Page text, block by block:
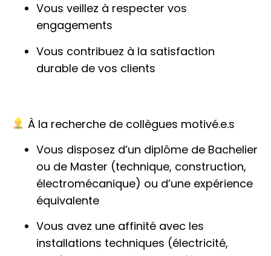
Vous veillez à respecter vos
engagements
Vous contribuez à la satisfaction
durable de vos clients
À la recherche de collègues motivé.e.s
Vous disposez d’un diplôme de Bachelier
ou de Master (technique, construction,
électromécanique) ou d’une expérience
équivalente
Vous avez une affinité avec les
installations techniques (électricité,